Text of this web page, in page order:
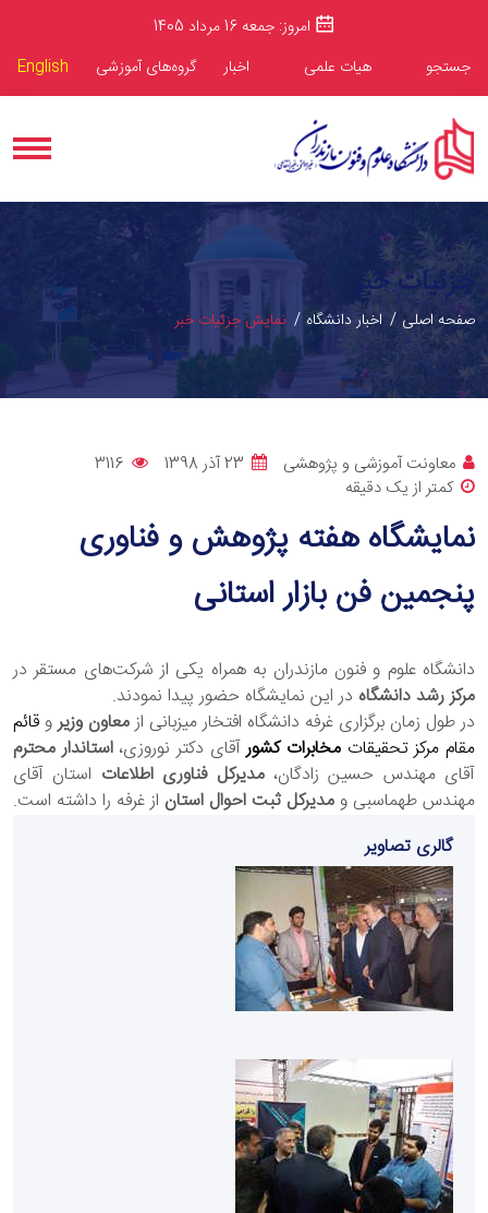
امروز: جمعه 16 مرداد 1405
جستجو
هیات علمی اخبار گروه‌های آموزشی English
جزئیات خبر
صفحه اصلی اخبار دانشگاه نمایش جزئیات خبر
معاونت آموزشی و پژوهشی 23 آذر 1398
3116
کمتر از یک دقیقه
نمایشگاه هفته پژوهش و فناوری
پنجمین فن بازار استانی
دانشگاه علوم و فنون مازندران به همراه یکی از شرکت‌های مستقر در
مرکز رشد دانشگاه در این نمایشگاه حضور پیدا نمودند.
در طول زمان برگزاری غرفه دانشگاه افتخار میزبانی ازمعاون وزیروقائم
مقام مرکز تحقیقات مخابرات کشور آقای دکتر نوروزی،استاندارمحترم
آقای مهندس حسین زادگان،مدیرکل فناوری اطلاعات استان آقای
مهندس طهماسبی ومدیرکل ثبت احوال استان از غرفه را داشته است.
گالری تصاویر